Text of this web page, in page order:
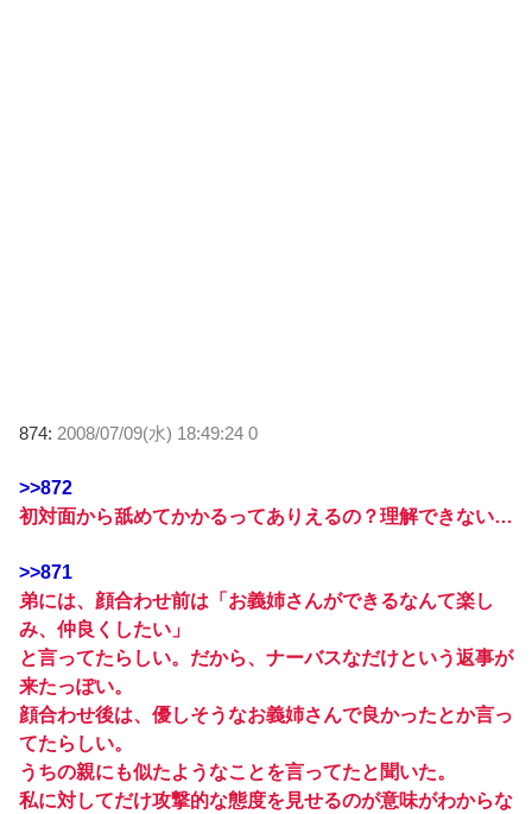
874: 2008/07/09(水) 18:49:24 0
>>872
初対面から舐めてかかるってありえるの？理解できない…
>>871
弟には、顔合わせ前は「お義姉さんができるなんて楽し
み、仲良くしたい」
と言ってたらしい。だから、ナーバスなだけという返事が
来たっぽい。
顔合わせ後は、優しそうなお義姉さんで良かったとか言っ
てたらしい。
うちの親にも似たようなことを言ってたと聞いた。
私に対してだけ攻撃的な態度を見せるのが意味がわからな